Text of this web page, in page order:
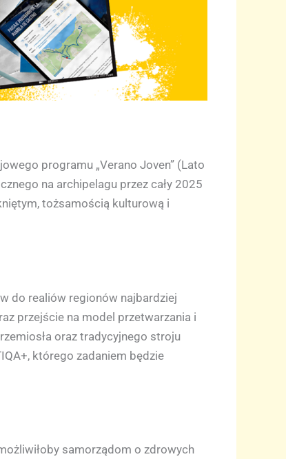
programu „Verano Joven” (Lato
na archipelagu przez cały 2025
tożsamością kulturową i
do realiów regionów najbardziej
przejście na model przetwarzania i
oraz tradycyjnego stroju
którego zadaniem będzie
samorządom o zdrowych